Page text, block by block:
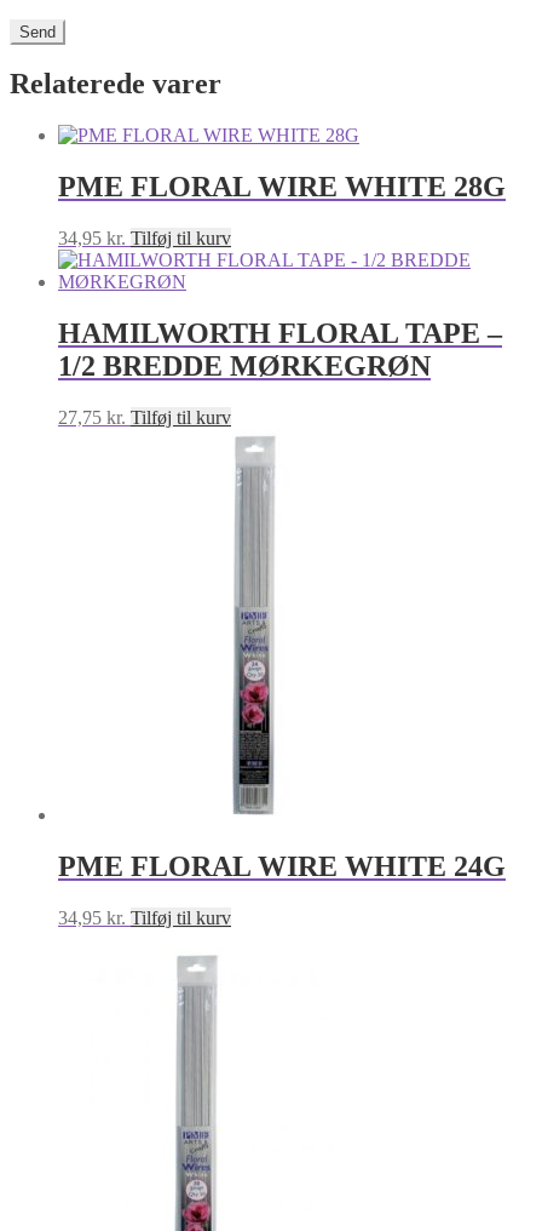
Relaterede varer
PME FLORAL WIRE WHITE 28G
34,95 kr. Tilføj til kurv
HAMILWORTH FLORAL TAPE –
1/2 BREDDE MØRKEGRØN
27,75 kr. Tilføj til kurv
PME FLORAL WIRE WHITE 24G
34,95 kr. Tilføj til kurv